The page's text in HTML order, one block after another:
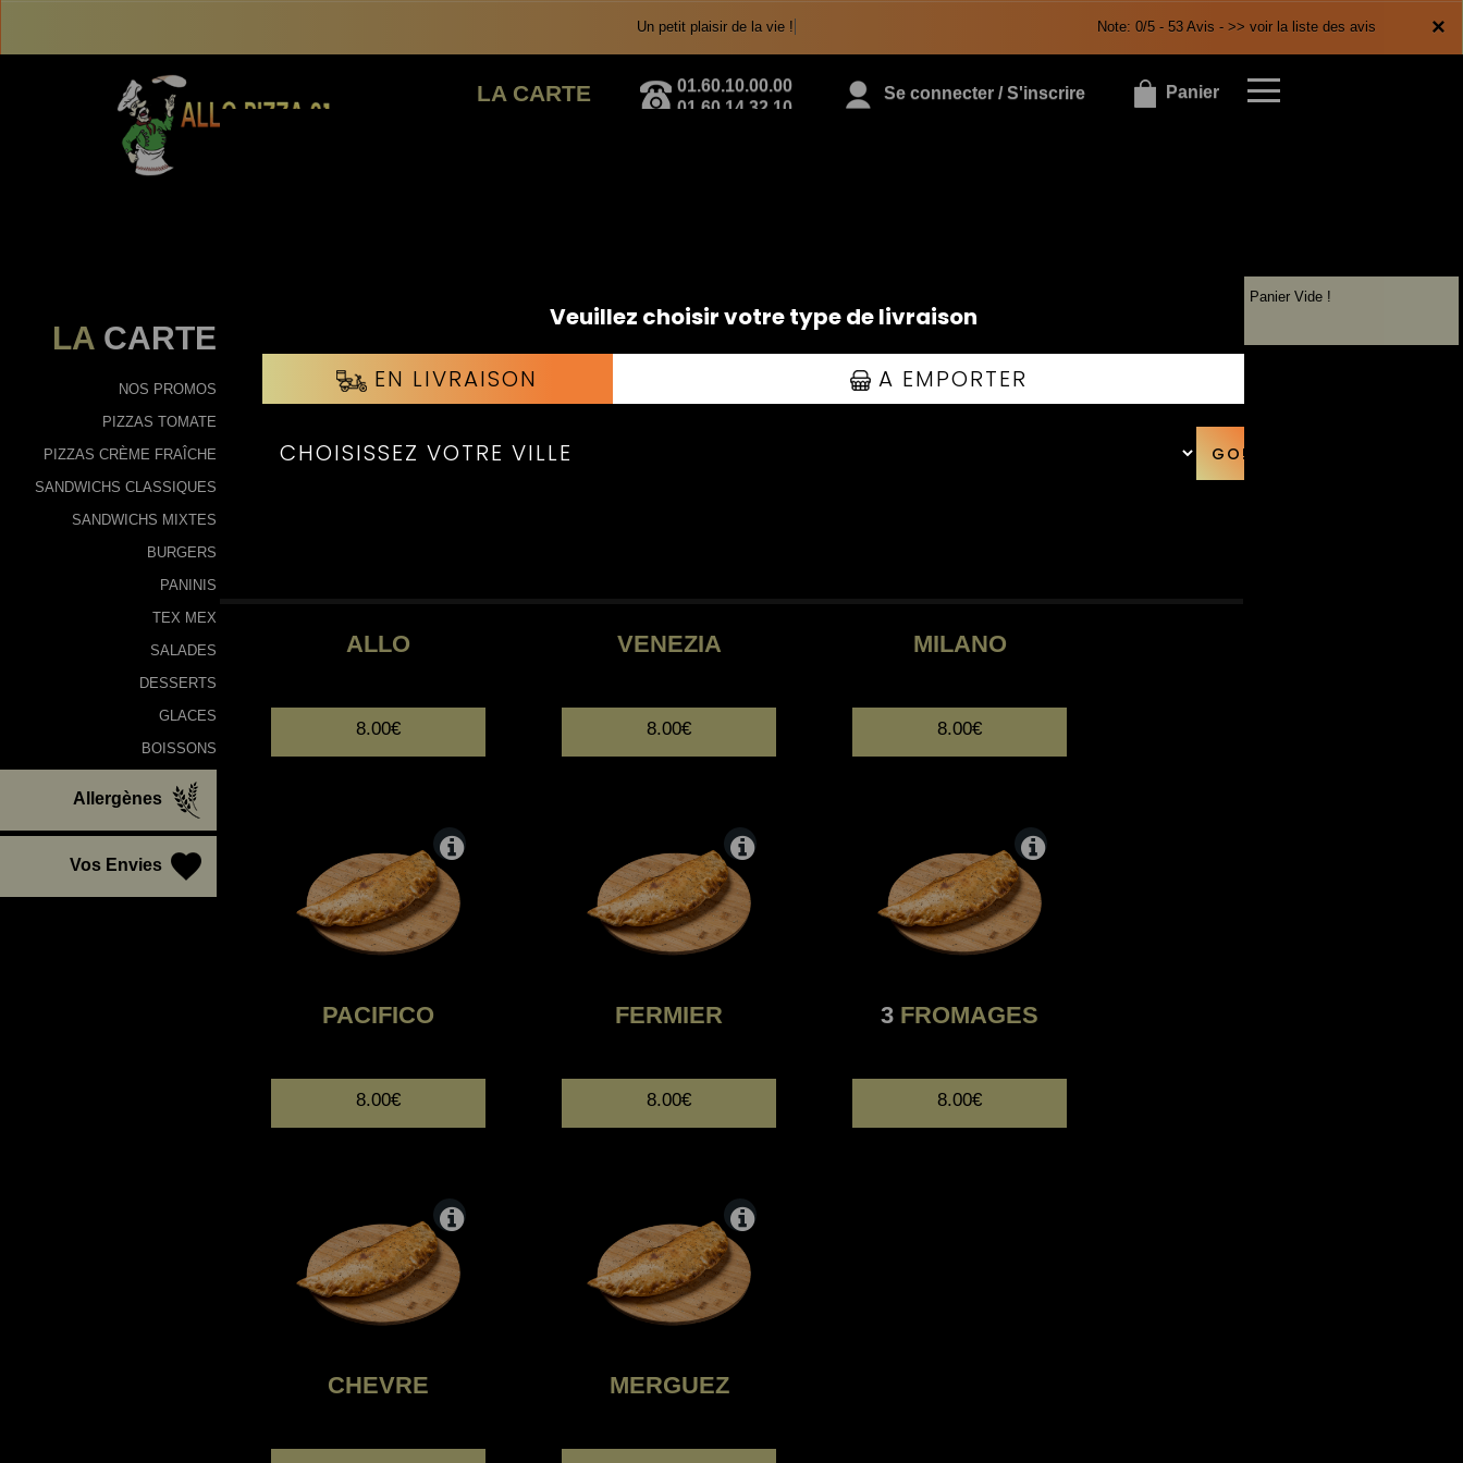
×
Un petit plaisir de la vie ! Note: 0/5 - 53 Avis - >> voir la liste des avis
LA CARTE
01.60.10.00.00
01.60.14.32.10
Se connecter / S'inscrire Panier
×
LA CARTE
NOS PROMOS
PIZZAS TOMATE
PIZZAS CRÈME FRAÎCHE
SANDWICHS CLASSIQUES
SANDWICHS MIXTES
BURGERS
PANINIS
TEX MEX
SALADES
DESSERTS
GLACES
BOISSONS
Allergènes
Vos Envies
PANINIS
ALLO
8.00€
VENEZIA
8.00€
MILANO
8.00€
PACIFICO
8.00€
FERMIER
8.00€
3 FROMAGES
8.00€
CHEVRE MERGUEZ
Panier Vide !